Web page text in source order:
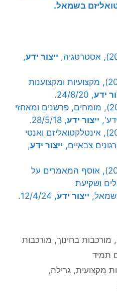
בשמאל.
ייצור ידע,
פנחס יחזקאלי (2020), מקצועיות ומקצוענות
ידע, 24/8/20.
פנחס יחזקאלי (2018), מומחים, פרשנים ומאחזי
ייצור ידע, 28/5/18.
פנחס יחזקאלי (2014), אינטלקטואליזם ואנטי
צבאיים,ייצור ידע,
פנחס יחזקאלי (2024), אוסף המאמרים על
ושקיעת
ייצור ידע, 12/4/24.
מורכבות בחינוך,מורכבות
תמיד
מקצועית,גרילה,